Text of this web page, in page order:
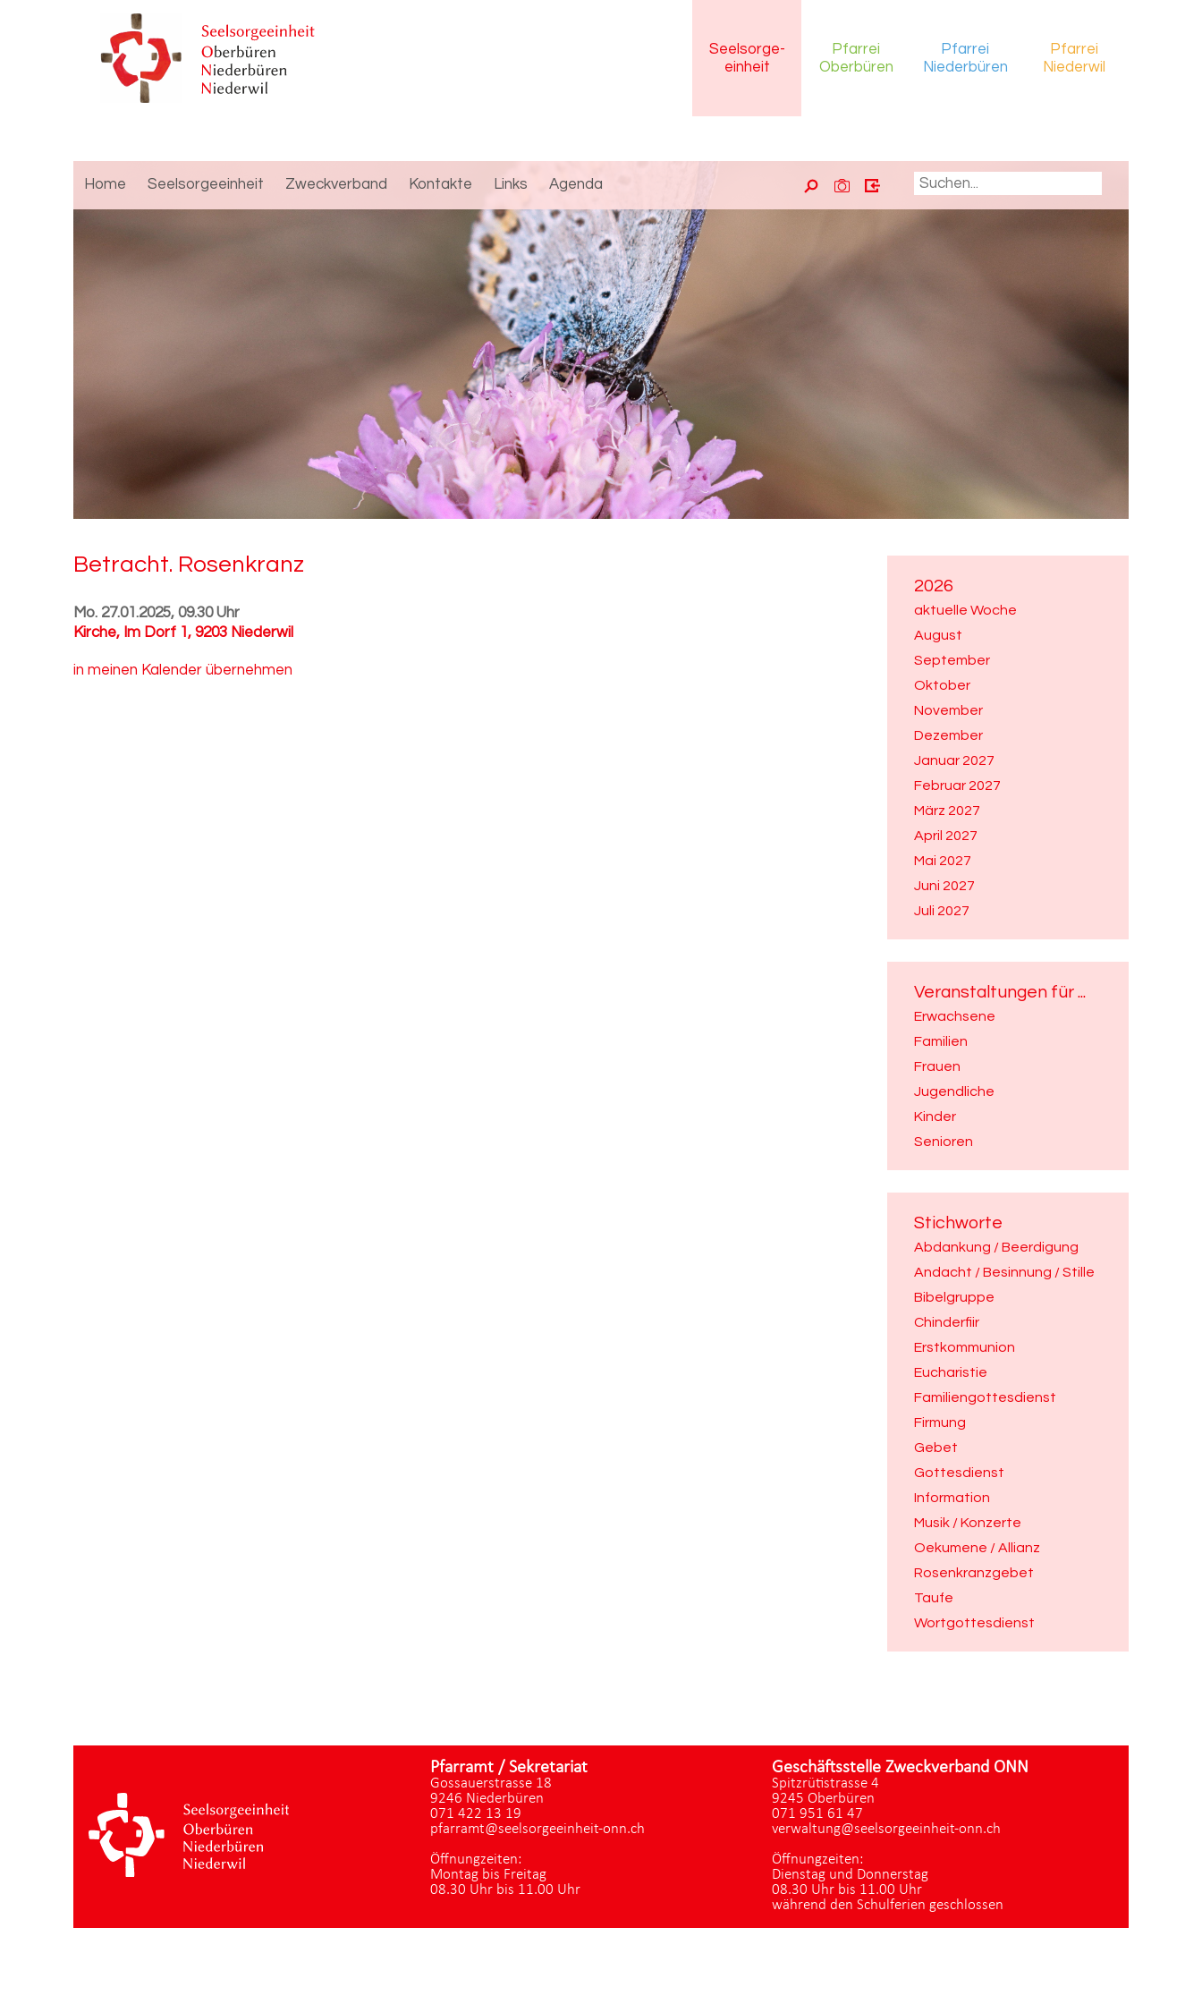
Seelsorge-
einheit
Pfarrei
Oberbüren
Pfarrei
Niederbüren
Pfarrei
Niederwil
Home Seelsorgeeinheit Zweckverband Kontakte Links Agenda
2026
aktuelle Woche
August
September
Oktober
November
Dezember
Januar 2027
Februar 2027
März 2027
April 2027
Mai 2027
Juni 2027
Juli 2027
Veranstaltungen für ...
Erwachsene
Familien
Frauen
Jugendliche
Kinder
Senioren
Stichworte
Abdankung / Beerdigung
Andacht / Besinnung / Stille
Bibelgruppe
Chinderfiir
Erstkommunion
Eucharistie
Familiengottesdienst
Firmung
Gebet
Gottesdienst
Information
Musik / Konzerte
Oekumene / Allianz
Rosenkranzgebet
Taufe
Wortgottesdienst
Be­tracht. Ro­sen­kranz
Mo. 27.01.2025, 09.30 Uhr
Kirche, Im Dorf 1, 9203 Niederwil
in meinen Kalender übernehmen
Pfarramt / Sekretariat
Gossauerstrasse 18
9246 Niederbüren
071 422 13 19
pfarramt@seelsorgeeinheit-onn.ch
Öffnungzeiten:
Montag bis Freitag
08.30 Uhr bis 11.00 Uhr
Geschäftsstelle Zweckverband ONN
Spitzrütistrasse 4
9245 Oberbüren
071 951 61 47
verwaltung@seelsorgeeinheit-onn.ch
Öffnungzeiten:
Dienstag und Donnerstag
08.30 Uhr bis 11.00 Uhr
während den Schulferien geschlossen